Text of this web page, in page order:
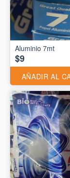
Aluminio 7mt
$9
AÑADIR AL